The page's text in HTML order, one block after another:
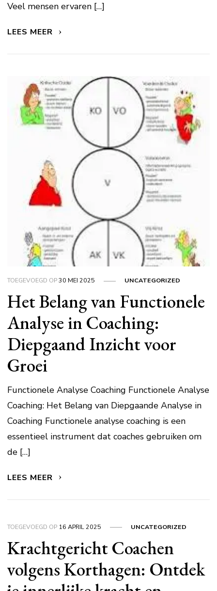
Veel mensen ervaren […]
LEES MEER
TOEGEVOEGD OP30 MEI 2025 UNCATEGORIZED
Het Belang van Functionele
Analyse in Coaching:
Diepgaand Inzicht voor
Groei
Functionele Analyse Coaching Functionele Analyse
Coaching: Het Belang van Diepgaande Analyse in
Coaching Functionele analyse coaching is een
essentieel instrument dat coaches gebruiken om
de […]
LEES MEER
TOEGEVOEGD OP 16 APRIL 2025 UNCATEGORIZED
Krachtgericht Coachen
volgens Korthagen: Ontdek